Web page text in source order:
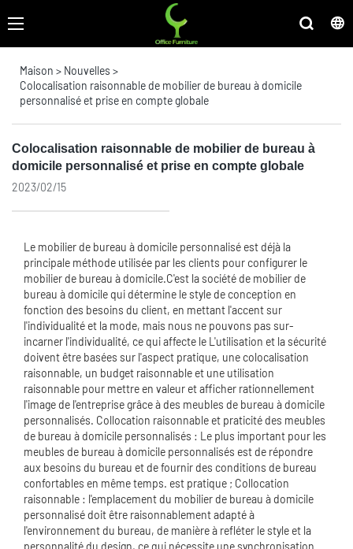
Maison > Nouvelles >
Colocalisation raisonnable de mobilier de bureau à domicile
personnalisé et prise en compte globale
Colocalisation raisonnable de mobilier de bureau à
domicile personnalisé et prise en compte globale
2023/02/15
Le mobilier de bureau à domicile personnalisé est déjà la
principale méthode utilisée par les clients pour configurer le
mobilier de bureau à domicile.C'est la société de mobilier de
bureau à domicile qui détermine le style de conception en
fonction des besoins du client, en mettant l'accent sur
l'individualité et la mode, mais nous ne pouvons pas sur-
incarner l'individualité, ce qui affecte le L'utilisation et la sécurité
doivent être basées sur l'aspect pratique, une colocalisation
raisonnable, un budget raisonnable et une utilisation
raisonnable pour mettre en valeur et afficher rationnellement
l'image de l'entreprise grâce à des meubles de bureau à domicile
personnalisés. Collocation raisonnable et praticité des meubles
de bureau à domicile personnalisés : Le plus important pour les
meubles de bureau à domicile personnalisés est de répondre
aux besoins du bureau et de fournir des conditions de bureau
confortables en même temps. est pratique ; Collocation
raisonnable : l'emplacement du mobilier de bureau à domicile
personnalisé doit être raisonnablement adapté à
l'environnement du bureau, de manière à refléter le style et la
personnalité du design, ce qui nécessite une synchronisation